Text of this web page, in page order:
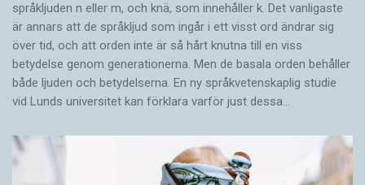
språkljuden n eller m, och knä, som innehåller k. Det vanligaste
är annars att de språkljud som ingår i ett visst ord ändrar sig
över tid, och att orden inte är så hårt knutna till en viss
betydelse genom generationerna. Men de basala orden behåller
både ljuden och betydelserna. En ny språkvetenskaplig studie
vid Lunds universitet kan förklara varför just dessa…